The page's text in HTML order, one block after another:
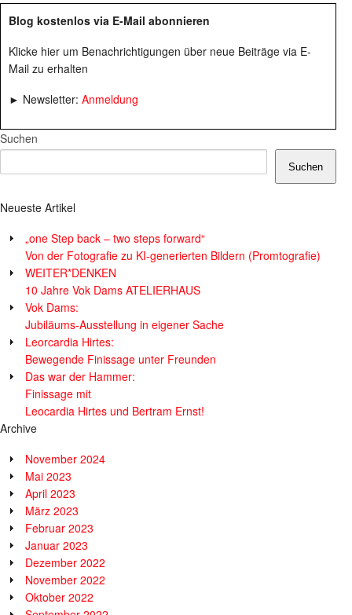
Blog kostenlos via E-Mail abonnieren
Klicke hier um Benachrichtigungen über neue Beiträge via E-
Mail zu erhalten
► Newsletter: Anmeldung
Suchen
Suchen
Neueste Artikel
„one Step back – two steps forward“
Von der Fotografie zu KI-generierten Bildern (Promtografie)
WEITER*DENKEN
10 Jahre Vok Dams ATELIERHAUS
Vok Dams:
Jubiläums-Ausstellung in eigener Sache
Leorcardia Hirtes:
Bewegende Finissage unter Freunden
Das war der Hammer:
Finissage mit
Leocardia Hirtes und Bertram Ernst!
Archive
November 2024
Mai 2023
April 2023
März 2023
Februar 2023
Januar 2023
Dezember 2022
November 2022
Oktober 2022